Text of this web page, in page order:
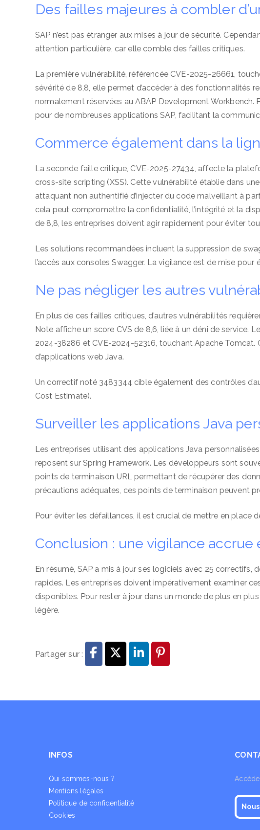
Des failles majeures à combler
SAP n’est pas étranger aux mises à jour de sécurité.
attention particulière, car elle comble des failles critiques.
La première vulnérabilité, référencée CVE-2025-26661,
sévérité de 8,8, elle permet d’accéder à des fonctionnalités
normalement réservées au ABAP Development
pour de nombreuses applications SAP, facilitant la
Commerce également dans la
La seconde faille critique, CVE-2025-27434, affecte la
cross-site scripting (XSS). Cette vulnérabilité établie dans
attaquant non authentifié d’injecter du code malveillant à
cela peut compromettre la confidentialité, l’intégrité et la
de 8,8, les entreprises doivent agir rapidement pour éviter
Les solutions recommandées incluent la suppression de
l’accès aux consoles Swagger. La vigilance est de mise pour
Ne pas négliger les autres
En plus de ces failles critiques, d’autres vulnérabilités
Note affiche un score CVS de 8,6, liée à un déni de service.
2024-38286 et CVE-2024-52316, touchant Apache Tomcat.
d’applications web Java.
Un correctif noté 3483344 cible également des contrôles
Cost Estimate).
Surveiller les applications Java
Les entreprises utilisant des applications Java
reposent sur Spring Framework. Les développeurs sont
points de terminaison URL permettant de récupérer des
précautions adéquates, ces points de terminaison peuvent
Pour éviter les défaillances, il est crucial de mettre en place
Conclusion : une vigilance accrue
En résumé, SAP a mis à jour ses logiciels avec 25
rapides. Les entreprises doivent impérativement examiner
disponibles. Pour rester à jour dans un monde de plus en
légère.
Partager sur :
INFOS
Qui sommes-nous ?
Mentions légales
Politique de confidentialité
Cookies